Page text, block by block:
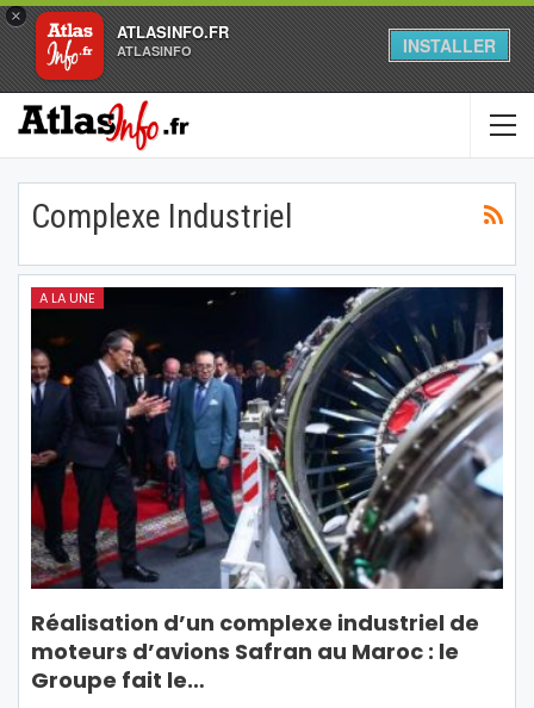
×
ATLASINFO.FR
ATLASINFO INSTALLER
Complexe Industriel
A LA UNE
Réalisation d’un complexe industriel de
moteurs d’avions Safran au Maroc : le
Groupe fait le…